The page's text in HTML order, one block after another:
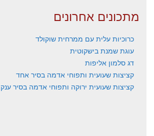
מתכונים אחרונים
כרוכיות עלית עם ממרחית שוקולד
עוגת שמנת בישקוטית
דג סלמון אליפות
קציצות שעועית ותפוחי אדמה בסיר אחד
קציצות שעועית ירוקה ותפוחי אדמה בסיר ענק